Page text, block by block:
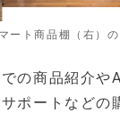
ート商品棚（右）
の商品紹介や
ポートなどの